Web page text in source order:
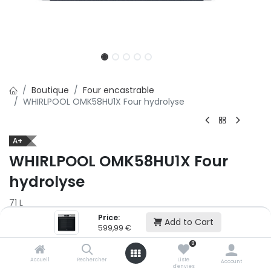
Price:
599,99 € Add to Cart
Accueil Rechercher
0
Liste
d'envies
Account
Boutique
Four encastrable
WHIRLPOOL OMK58HU1X Four hydrolyse
A+
WHIRLPOOL OMK58HU1X Four
hydrolyse
71 L
€
3x
500,01 € puis 2 x 499,99 € (sans frais)